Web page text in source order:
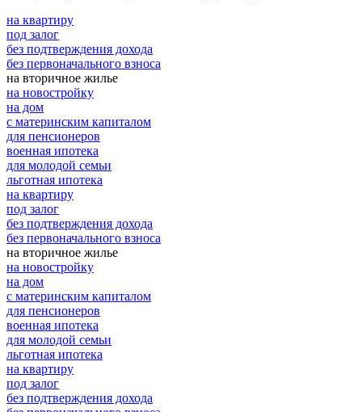
на квартиру
под залог
без подтверждения дохода
без первоначального взноса
на вторичное жилье
на новостройку
на дом
с материнским капиталом
для пенсионеров
военная ипотека
для молодой семьи
льготная ипотека
на квартиру
под залог
без подтверждения дохода
без первоначального взноса
на вторичное жилье
на новостройку
на дом
с материнским капиталом
для пенсионеров
военная ипотека
для молодой семьи
льготная ипотека
на квартиру
под залог
без подтверждения дохода